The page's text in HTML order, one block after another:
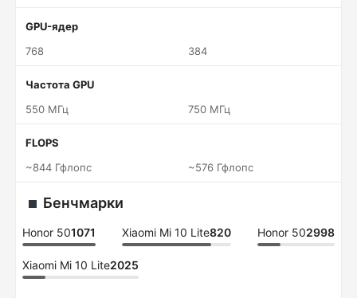
GPU-ядер
768
384
Частота GPU
550 МГц
750 МГц
FLOPS
~844 Гфлопс
~576 Гфлопс
Бенчмарки
Honor 501071 Xiaomi Mi 10 Lite820 Honor 502998
Xiaomi Mi 10 Lite2025